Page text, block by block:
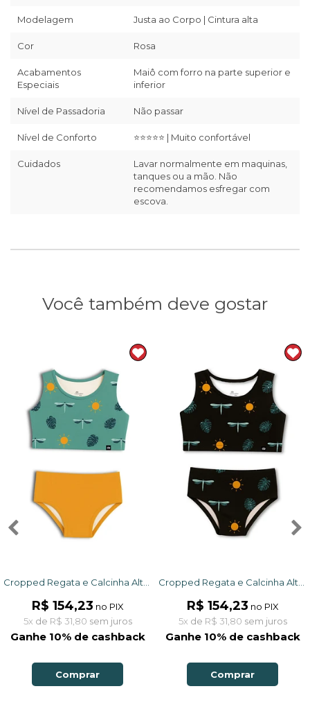
Modelagem Justa ao Corpo | Cintura alta
Cor Rosa
Acabamentos
Especiais
Maiô com forro na parte superior e
inferior
Nível de Passadoria Não passar
Nível de Conforto ⭐⭐⭐⭐⭐ | Muito confortável
Cuidados
Lavar normalmente em maquinas,
tanques ou a mão. Não
recomendamos esfregar com
escova.
Você também deve gostar
R$ 154,23 no PIX
5x de R$ 31,80 sem juros
Ganhe 10% de cashback
Comprar
R$ 154,23 no PIX
5x de R$ 31,80 sem juros
Ganhe 10% de cashback
Comprar